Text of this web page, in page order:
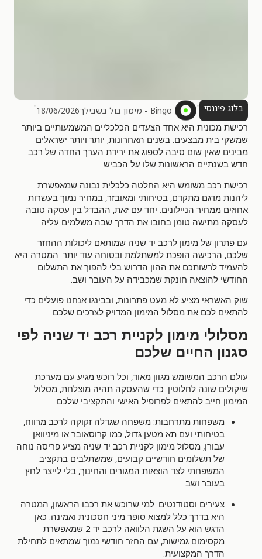
בלוג פיננסי • Bingo - מימון בול בשבילך 18/06/2026
•
רכישת מכונית היא אחד הצעדים הכלכליים המשמעותיים ביותר
שמשקי בית מבצעים. בשנים האחרונות, יותר ויותר ישראלים
מבינים שאין שום סיבה לספוג את ירידת הערך החדה של רכב
חדש בשנתיים הראשונות שלו על הכביש.
רכישת רכב משומש היא החלטה כלכלית נבונה שמאפשרת
ליהנות מדגם מתקדם, בטיחותי ומאובזר, במחיר נמוך בעשרות
אחוזים ממחיר הניילונים יחד עם זאת, ההבדל בין עסקה טובה
לעסקה מתישה טומן בחובו את הדרך שבה משלמים עליה
עם פתרון של מימון לרכב יד שניה שמותאם ליכולות ההחזר
שלכם, הרכישה הופכת למשתלמת ובטוחה עוד יותר. המטרה היא
להעמיד לרשותכם את ההון הדרוש בלי להפוך את התשלום
החודשי להוצאה חונקת שמכבידה על העובר ושב.
שוק האשראי מציע לא מעט פתרונות, ובבינגו אנחנו פועלים כדי
להתאים לכם את מסלול המימון המדויק לצרכים שלכם.
מסלולי מימון לקניית רכב יד שניה לפי
סגנון החיים שלכם
עולם הרכב המשומש מגוון מאוד, וכל רוכש מגיע עם מערכת
שיקולים שונה לחלוטין כדי שהעסקה תהיה מוצלחת, מסלול
המימון חייב להתאים לפרופיל האישי והתקציבי שלכם:
משפחות מתרחבות: משפחה שגדלה זקוקה לרכב מרווח,
בטיחותי ועם תא מטען גדול, כמו קרוסאובר או מיניוואן.
עבורן, מסלול מימון לקניית רכב יד שניה מציע פריסה נוחה
של תשלומים חודשיים קבועים, שמשתלבים בתקציב
המשפחתי לצד הוצאות המגורים והחינוך, בלי לייצר לחץ
בעובר ושב.
צעירים וסטודנטים: למי שרוכש את רכבו הראשון, המטרה
היא בדרך כלל למצוא סופר מיני חסכונית ואמינה כאן
הדגש הוא על השגת הלוואה לרכב יד 2 שמאפשרת
מקסימום גמישות, עם החזר חודשי נמוך שמתאים לתחילת
הדרך המקצועית